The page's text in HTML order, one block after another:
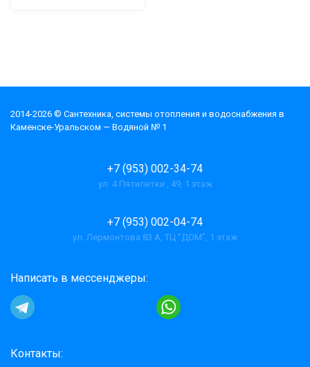
2014-2026 © Cантехника, системы отопления и водоснабжения в
Каменске-Уральском — Водяной № 1
+7 (953) 002-34-74
ул. 4 Пятилетки , 49, 1 этаж
+7 (953) 002-04-74
ул. Лермонтова 83 А, ТЦ "ДОМ", 1 этаж
Написать в мессенджеры:
Контакты: